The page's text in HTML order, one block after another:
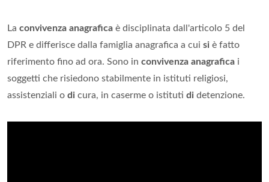
La convivenza anagrafica è disciplinata dall'articolo 5 del
DPR e differisce dalla famiglia anagrafica a cui si è fatto
riferimento fino ad ora. Sono in convivenza anagrafica i
soggetti che risiedono stabilmente in istituti religiosi,
assistenziali o di cura, in caserme o istituti di detenzione.